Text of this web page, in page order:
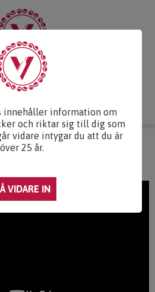
Druvlexikon
TV Om oss
TV
innehåller information om
och riktar sig till dig som
vidare intygar du att du är
över 25 år.